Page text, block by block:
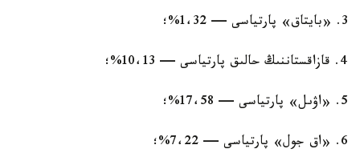
3. «بايتاق» پارتياسى — 1،32%؛
4. قازاقستاننىڭ حالىق پارتياسى — 10،13%؛
5. «اۋىل» پارتياسى — 17،58%؛
6. «اق جول» پارتياسى — 7،22%؛